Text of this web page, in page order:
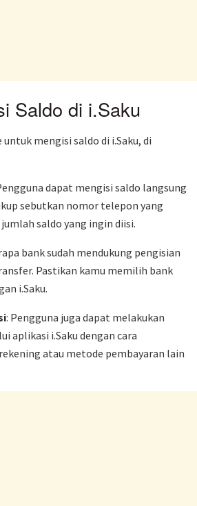
Saldo di i.Saku
mengisi saldo di i.Saku, di
dapat mengisi saldo langsung
sebutkan nomor telepon yang
saldo yang ingin diisi.
bank sudah mendukung pengisian
Pastikan kamu memilih bank
i.Saku.
: Pengguna juga dapat melakukan
aplikasi i.Saku dengan cara
atau metode pembayaran lain